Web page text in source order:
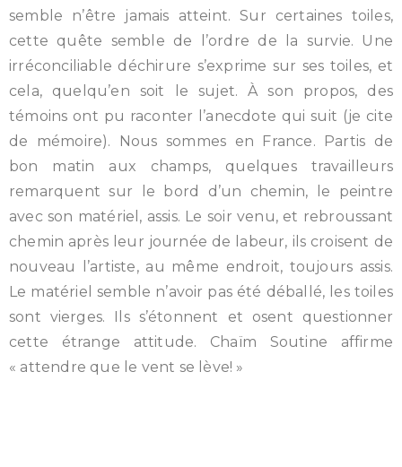
semble n’être jamais atteint. Sur certaines toiles,
cette quête semble de l’ordre de la survie. Une
irréconciliable déchirure s’exprime sur ses toiles, et
cela, quelqu’en soit le sujet. À son propos, des
témoins ont pu raconter l’anecdote qui suit (je cite
de mémoire). Nous sommes en France. Partis de
bon matin aux champs, quelques travailleurs
remarquent sur le bord d’un chemin, le peintre
avec son matériel, assis. Le soir venu, et rebroussant
chemin après leur journée de labeur, ils croisent de
nouveau l’artiste, au même endroit, toujours assis.
Le matériel semble n’avoir pas été déballé, les toiles
sont vierges. Ils s’étonnent et osent questionner
cette étrange attitude. Chaïm Soutine affirme
« attendre que le vent se lève! »